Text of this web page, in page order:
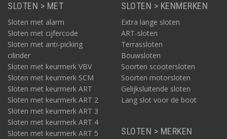
SLOTEN > MET
Sloten met alarm
Sloten met cijfercode
Sloten met anti-picking
cilinder
Sloten met keurmerk VBV
Sloten met keurmerk SCM
Sloten met keurmerk ART
Sloten met keurmerk ART 2
Sloten met keurmerk ART 3
Sloten met keurmerk ART 4
Sloten met keurmerk ART 5
SLOTEN > KENMERKEN
Extra lange sloten
ART-sloten
Terrassloten
Bouwsloten
Soorten scootersloten
Soorten motorsloten
Gelijksluitende sloten
Lang slot voor de boot
SLOTEN > MERKEN